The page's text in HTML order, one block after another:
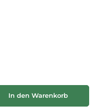
Wert ein oder benutze die
In den Warenkorb